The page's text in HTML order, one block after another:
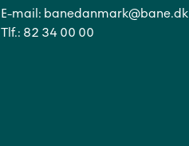
E-mail: banedanmark@bane.dk
Tlf.: 82 34 00 00